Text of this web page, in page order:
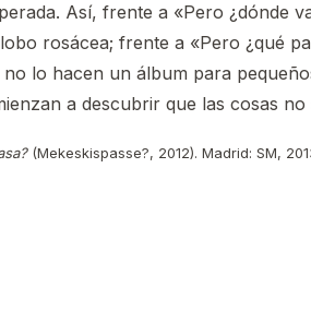
Así, frente a «Pero ¿dónde
rosácea; frente a «Pero ¿qué
lo hacen un álbum para
a descubrir que las cosas
(Mekeskispasse?, 2012). Madrid: SM,